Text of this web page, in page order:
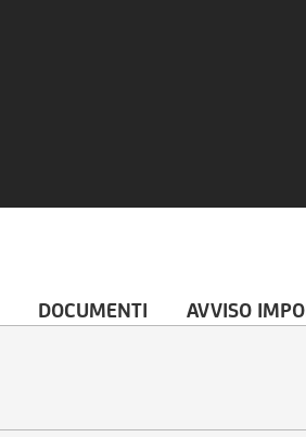
DOCUMENTI AVVISO